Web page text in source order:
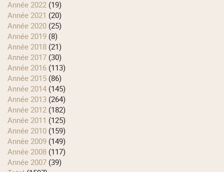
année 2022 (19)
année 2021 (20)
année 2020 (25)
année 2019 (8)
année 2018 (21)
année 2017 (30)
année 2016 (113)
année 2015 (86)
année 2014 (145)
année 2013 (264)
année 2012 (182)
année 2011 (125)
année 2010 (159)
année 2009 (149)
année 2008 (117)
année 2007 (39)